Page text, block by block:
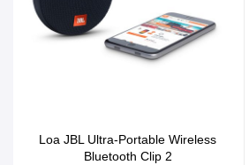
Loa JBL Ultra-Portable Wireless
Bluetooth Clip 2